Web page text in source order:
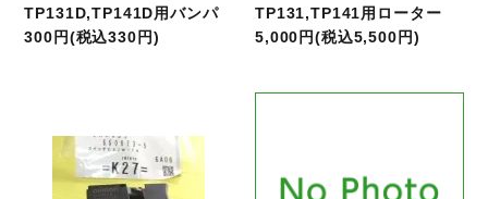
TP131D,TP141D用バンパ
300円(税込330円)
TP131,TP141用ローター
5,000円(税込5,500円)